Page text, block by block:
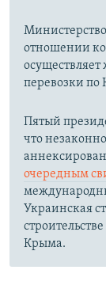
отношении
перевозки по
Пятый
что
очередным
Украинская
Крыма.